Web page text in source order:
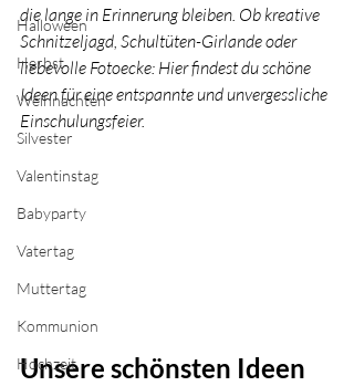
Halloween
Herbst
Weihnachten
Silvester
Valentinstag
Babyparty
Vatertag
Muttertag
Kommunion
Hochzeit
die lange in Erinnerung bleiben. Ob kreative
Schnitzeljagd, Schultüten-Girlande oder
liebevolle Fotoecke: Hier findest du schöne
Ideen für eine entspannte und unvergessliche
Einschulungsfeier.
Unsere schönsten Ideen